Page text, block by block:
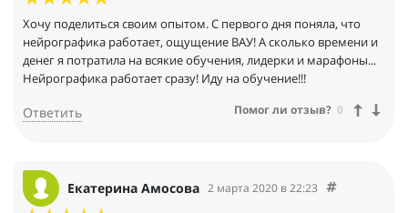
Хочу поделиться своим опытом. С первого дня поняла, что
нейрографика работает, ощущение ВАУ! А сколько времени и
денег я потратила на всякие обучения, лидерки и марафоны...
Нейрографика работает сразу! Иду на обучение!!!
Ответить Помог ли отзыв? 0
Екатерина Амосова 2 марта 2020 в 22:23